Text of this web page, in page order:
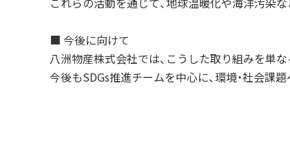
■ 今後に向けて
八洲物産株式会社では、こうした取り組みを単
今後もSDGs推進チームを中心に、環境・社会課